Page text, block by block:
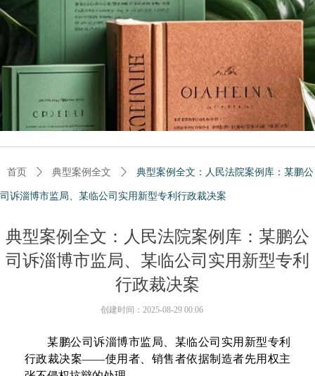
典型案例全文：人民法院案例库：某鹏公
司诉淄博市监局、某临公司实用新型专利
行政裁决案
某鹏公司诉淄博市监局、某临公司实用新型专利
行政裁决案——使用者、销售者依据制造者先用权主
首页 ꄲ 典型案例全文 ꄲ 典型案例全文：人民法院案例库：某鹏公
司诉淄博市监局、某临公司实用新型专利行政裁决案
创建时间： 2025-08-29 00:06